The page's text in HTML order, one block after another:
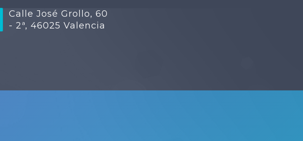
Calle José Grollo, 60
- 2ª, 46025 Valencia